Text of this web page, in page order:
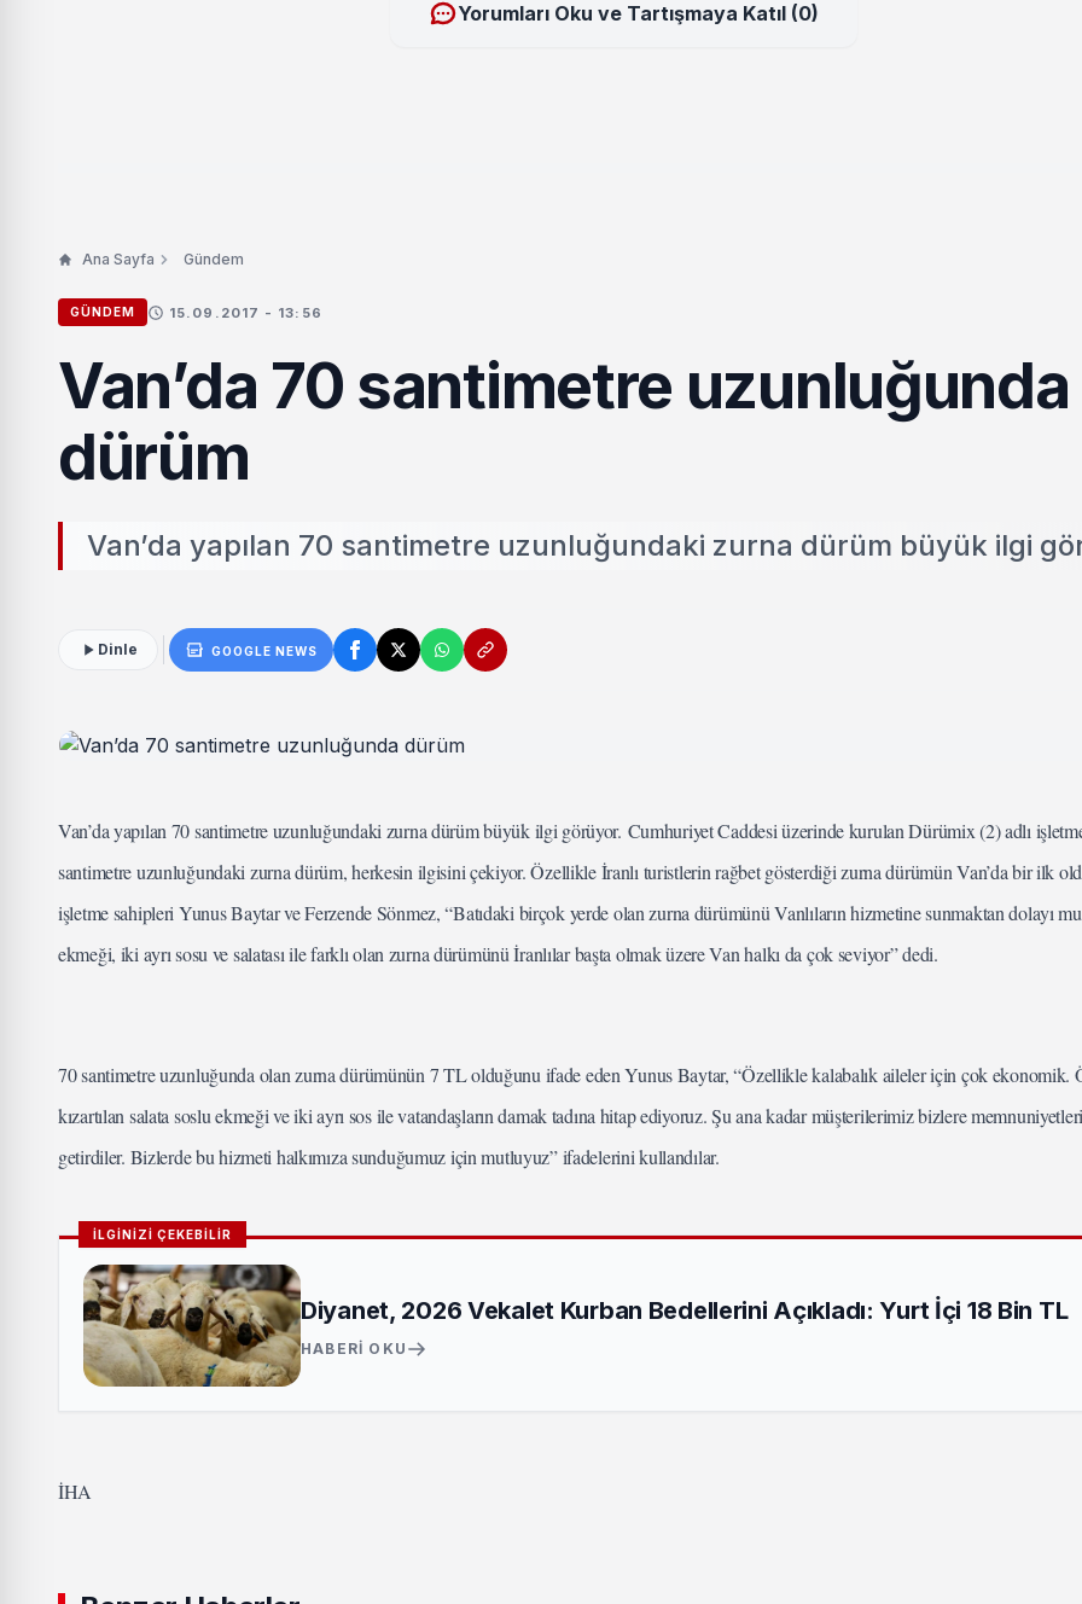
Yorumları Oku ve Tartışmaya Katıl (0)
Ana Sayfa Gündem
GÜNDEM 15.09.2017 - 13:56
Van’da 70 santimetre uzunluğunda
dürüm
Van’da yapılan 70 santimetre uzunluğundaki zurna dürüm büyük ilgi
Dinle GOOGLE NEWS
Van’da yapılan 70 santimetre uzunluğundaki zurna dürüm büyük ilgi görüyor. Cumhuriyet Caddesi üzerinde kurulan Dürümix (2) adlı
santimetre uzunluğundaki zurna dürüm, herkesin ilgisini çekiyor. Özellikle İranlı turistlerin rağbet gösterdiği zurna dürümün Van’da bir ilk
işletme sahipleri Yunus Baytar ve Ferzende Sönmez, “Batıdaki birçok yerde olan zurna dürümünü Vanlıların hizmetine sunmaktan dolayı
ekmeği, iki ayrı sosu ve salatası ile farklı olan zurna dürümünü İranlılar başta olmak üzere Van halkı da çok seviyor” dedi.
70 santimetre uzunluğunda olan zurna dürümünün 7 TL olduğunu ifade eden Yunus Baytar, “Özellikle kalabalık aileler için çok ekonomik.
kızartılan salata soslu ekmeği ve iki ayrı sos ile vatandaşların damak tadına hitap ediyoruz. Şu ana kadar müşterilerimiz bizlere
getirdiler. Bizlerde bu hizmeti halkımıza sunduğumuz için mutluyuz” ifadelerini kullandılar.
İLGİNİZİ ÇEKEBİLİR
Diyanet, 2026 Vekalet Kurban Bedellerini Açıkladı: Yurt İçi 18 Bin TL
HABERI OKU
İHA